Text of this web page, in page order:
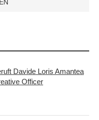
Davide Loris Amantea
Officer